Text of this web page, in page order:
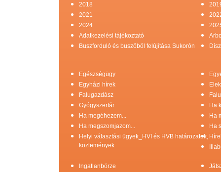
2018
2021
2024
Adatkezelési tájékoztató
Buszforduló és buszöböl felújítása Sukorón
Egészségügy
Egyházi hírek
Falugazdász
Gyógyszertár
Ha
Ha megéhezem...
Ha
Ha megszomjazom...
Ha
Helyi választási ügyek_HVI és HVB határozatok,
közlemények
Ingatlanbörze